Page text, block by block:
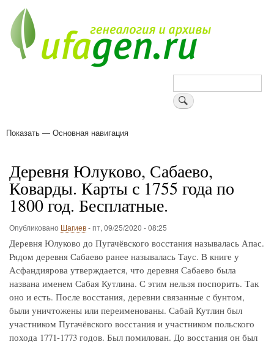
основному
содержанию
Поиск
Основная
Показать — Основная навигация
Деревня Юлуково, Сабаево,
Коварды. Карты с 1755 года по
1800 год. Бесплатные.
Опубликовано Шагиев-пт, 09/25/2020 - 08:25
Деревня Юлуково до Пугачёвского восстания называлась Апас.
Рядом деревня Сабаево ранее называлась Таус. В книге у
Асфандиярова утверждается, что деревня Сабаево была
названа именем Сабая Кутлина. С этим нельзя поспорить. Так
оно и есть. После восстания, деревни связанные с бунтом,
были уничтожены или переименованы. Сабай Кутлин был
участником Пугачёвского восстания и участником польского
похода 1771-1773 годов. Был помилован. До восстания он был